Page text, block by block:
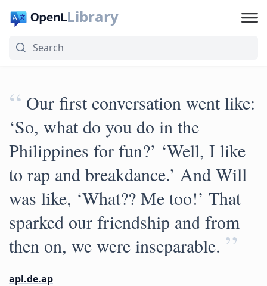
Library
“ Our first conversation went like:
‘So, what do you do in the
Philippines for fun?’ ‘Well, I like
to rap and breakdance.’ And Will
was like, ‘What?? Me too!’ That
sparked our friendship and from
then on, we were inseparable. ”
apl.de.ap